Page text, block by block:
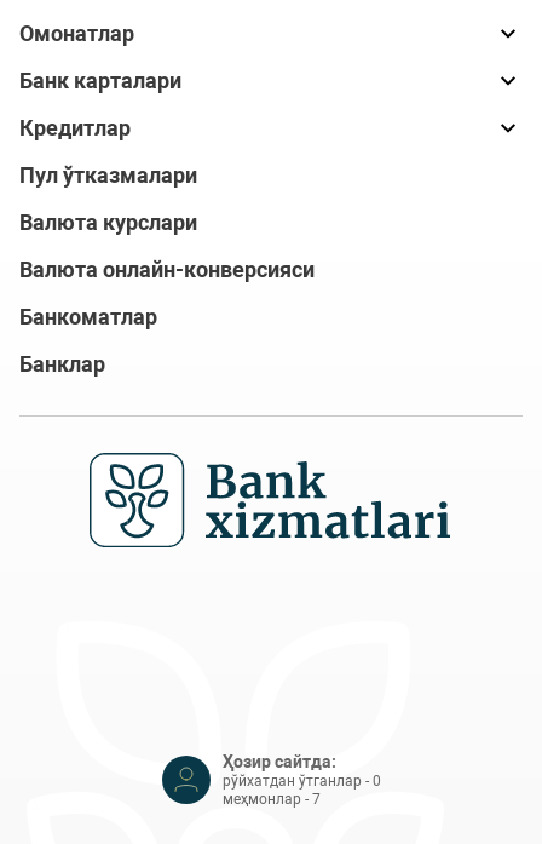
Омонатлар
Банк карталари
Кредитлар
Пул ўтказмалари
Валюта курслари
Валюта онлайн-конверсияси
Банкоматлар
Банклар
Ҳозир сайтда:
рўйхатдан ўтганлар - 0
меҳмонлар - 7